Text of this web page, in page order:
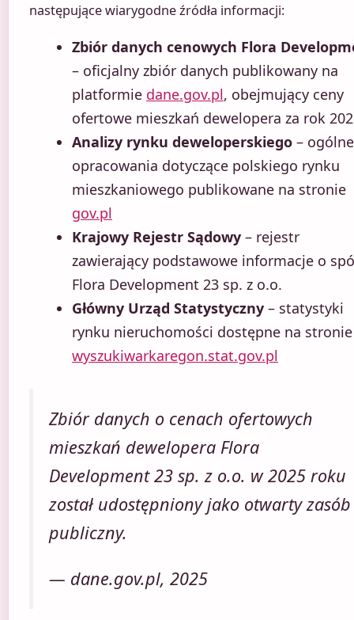
następujące wiarygodne źródła informacji:
Zbiór danych cenowych Flora
– oficjalny zbiór danych publikowany na
platformie dane.gov.pl, obejmujący ceny
ofertowe mieszkań dewelopera za rok
Analizy rynku deweloperskiego – ogólne
opracowania dotyczące polskiego rynku
mieszkaniowego publikowane na stronie
gov.pl
Krajowy Rejestr Sądowy – rejestr
zawierający podstawowe informacje o
Flora Development 23 sp. z o.o.
Główny Urząd Statystyczny – statystyki
rynku nieruchomości dostępne na stronie
wyszukiwarkaregon.stat.gov.pl
Zbiór danych o cenach ofertowych
mieszkań dewelopera Flora
Development 23 sp. z o.o. w 2025 roku
został udostępniony jako otwarty zasób
publiczny.
— dane.gov.pl, 2025